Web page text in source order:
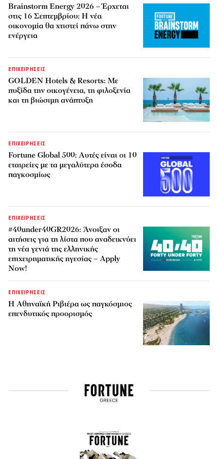
Brainstorm Energy 2026 – Έρχεται
στις 16 Σεπτεμβρίου: Η νέα
οικονομία θα χτιστεί πάνω στην
ενέργεια
ΕΠΙΧΕΙΡΗΣΕΙΣ
GOLDEN Hotels & Resorts: Με
πυξίδα την οικογένεια, τη φιλοξενία
και τη βιώσιμη ανάπτυξη
ΕΠΙΧΕΙΡΗΣΕΙΣ
Fortune Global 500: Αυτές είναι οι 10
εταιρείες με τα μεγαλύτερα έσοδα
παγκοσμίως
ΕΠΙΧΕΙΡΗΣΕΙΣ
#40under40GR2026: Άνοιξαν οι
αιτήσεις για τη λίστα που αναδεικνύει
τη νέα γενιά της ελληνικής
επιχειρηματικής ηγεσίας – Apply
Now!
ΕΠΙΧΕΙΡΗΣΕΙΣ
Η Αθηναϊκή Ριβιέρα ως παγκόσμιος
επενδυτικός προορισμός